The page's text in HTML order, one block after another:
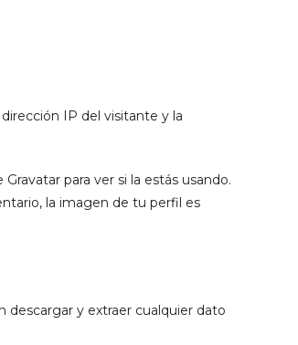
IP del visitante y la
para ver si la estás usando.
la imagen de tu perfil es
descargar y extraer cualquier dato